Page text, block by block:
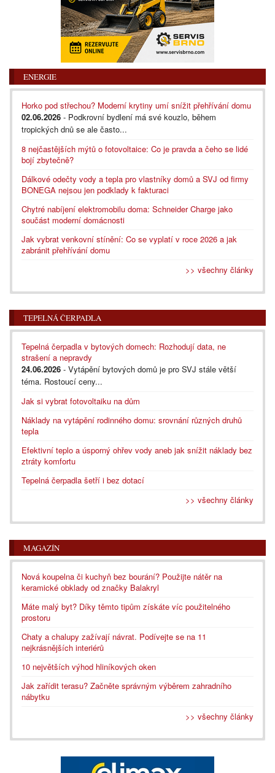
ENERGIE
Horko pod střechou? Moderní krytiny umí snížit přehřívání domu
02.06.2026 - Podkrovní bydlení má své kouzlo, během
tropických dnů se ale často...
8 nejčastějších mýtů o fotovoltaice: Co je pravda a čeho se lidé
bojí zbytečně?
Dálkové odečty vody a tepla pro vlastníky domů a SVJ od firmy
BONEGA nejsou jen podklady k fakturaci
Chytré nabíjení elektromobilu doma: Schneider Charge jako
součást moderní domácnosti
Jak vybrat venkovní stínění: Co se vyplatí v roce 2026 a jak
zabránit přehřívání domu
>> všechny články
TEPELNÁ ČERPADLA
Tepelná čerpadla v bytových domech: Rozhodují data, ne
strašení a nepravdy
24.06.2026 - Vytápění bytových domů je pro SVJ stále větší
téma. Rostoucí ceny...
Jak si vybrat fotovoltaiku na dům
Náklady na vytápění rodinného domu: srovnání různých druhů
tepla
Efektivní teplo a úsporný ohřev vody aneb jak snížit náklady bez
ztráty komfortu
Tepelná čerpadla šetří i bez dotací
>> všechny články
MAGAZÍN
Nová koupelna či kuchyň bez bourání? Použijte nátěr na
keramické obklady od značky Balakryl
Máte malý byt? Díky těmto tipům získáte víc použitelného
prostoru
Chaty a chalupy zažívají návrat. Podívejte se na 11
nejkrásnějších interiérů
10 největších výhod hliníkových oken
Jak zařídit terasu? Začněte správným výběrem zahradního
nábytku
>> všechny články